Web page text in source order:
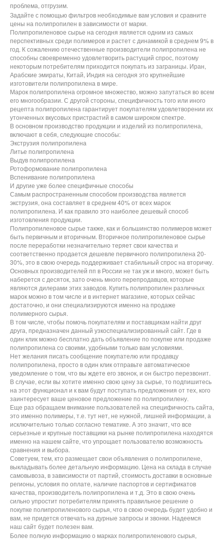
проблема, отгрузим.
Задайте с помощью фильтров необходимые вам условия и сравните
цены на полипропилен в зависимости от марки.
Полипропиленовое сырье на сегодня является одним из самых
перспективных среди полимеров и растет с динамикой в среднем 9% в
год. К сожалению отечественные производители полипропилена не
способны своевременно удовлетворить растущий спрос, поэтому
некоторым потребителям приходится покупать из заграницы. Иран,
Арабские эмираты, Китай, Индия на сегодня это крупнейшие
изготовители полипропилена в мире.
Марок полипропилена огромное множество, можно запутаться во всем
его многообразии. С другой стороны, специфичность того или иного
рецепта полипропилена гарантирует покупателям удовлетворении их
утонченных вкусовых пристрастий в самом широком спектре.
В основном производство продукции и изделий из полипропилена,
включают в себя, следующие способы:
Экструзия полипропилена
Литье полипропилена
Выдув полипропилена
Ротоформование полипропилена
Вспенивание полипропилена
И другие уже более специфичные способы
Самым распространенным способом производства является
экструзия, она составляет в среднем 40% от всех марок
полипропилена. И как правило это наиболее дешевый способ
изготовления продукции.
Полипропиленовое сырье также, как и большинство полимеров может
быть первичным и вторичным. Вторичное полипропиленовое сырье
после переработки незначительно теряет свои качества и
соответственно продается дешевле первичного полипропилена 20-
30%, это в свою очередь поддерживает стабильный спрос на вторичку.
Основных производителей пп в России не так уж и много, может быть
наберется с десяток, зато очень много перепродавцов, которые
являются дилерами этих заводов. Купить полипропилен различных
марок можно в том числе и в интернет магазине, которых сейчас
достаточно, и они специализируются именно на продаже
полимерного сырья.
В том числе, чтобы помочь покупателям и поставщикам найти друг
друга, предназначен данный узкоспециализированный сайт. Где в
один клик можно бесплатно дать объявление по покупке или продаже
полипропилена со своими, удобными только вам условиями.
Нет желания писать сообщение покупателю или продавцу
полипропилена, просто в один клик отправьте автоматическое
уведомление о том, что вы ждете его звонок, и он быстро перезвонит.
В случае, если вы хотите именно свою цену за сырье, то подпишитесь
на этот функционал и к вам будут поступать предложения от тех, кого
заинтересует ваше ценовое предложение по полипропилену.
Еще раз обращаем внимание пользователей на специфичность сайта,
это именно полимеры, т.е. тут нет, не нужной, лишней информации, а
исключительно только согласно тематике. А это значит, что все
серьезные и крупные поставщики на рынке полипропилена находятся
именно на нашем сайте, что упрощает пользователю возможность
сравнения и выбора.
Советуем, тем, кто размещает свои объявления о полипропилене,
выкладывать более детальную информацию. Цена на склада в случае
самовывоза, в зависимости от партий, стоимость доставки в основные
регионы, условия по оплате, наличие паспортов и сертификатов
качества, производитель полипропилена и т.д. Это в свою очень
сильно упростит потребителям принять правильное решение о
покупке полипропиленового сырья, что в свою очередь будет удобно и
вам, не придется отвечать на дурные запросы и звонки. Надеемся
наш сайт будет полезен вам.
Более полную информацию о марках полипропиленового сырья,